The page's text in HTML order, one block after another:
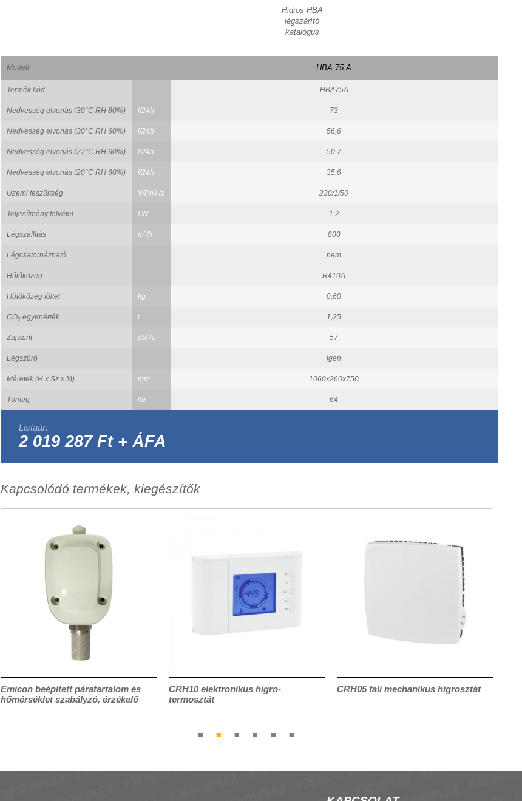
Hidros HBA
légszárító
katalógus
Modell HBA 75 A
Termék kód HBA75A
Nedvesség elvonás (30°C RH 80%) l/24h 73
Nedvesség elvonás (30°C RH 60%) l/24h 56,6
Nedvesség elvonás (27°C RH 60%) l/24h 50,7
Nedvesség elvonás (20°C RH 60%) l/24h 35,6
Üzemi feszültség V/Ph/Hz 230/1/50
Teljesítmény felvétel kW 1,2
Légszállítás m³/h 800
Légcsatornázható nem
Hűtőközeg R410A
Hűtőközeg tőltet kg 0,60
CO₂ egyenérték t 1,25
Zajszint db(A) 57
Légszűrő igen
Méretek (H x Sz x M) mm 1060x260x750
Tömeg kg 64
Listaár:
2 019 287 Ft + ÁFA
Kapcsolódó termékek, kiegészítők
Emicon beépített páratartalom és
hőmérséklet szabályzó, érzékelő
CRH10 elektronikus higro-
termosztát
CRH05 fali mechanikus higrosztát